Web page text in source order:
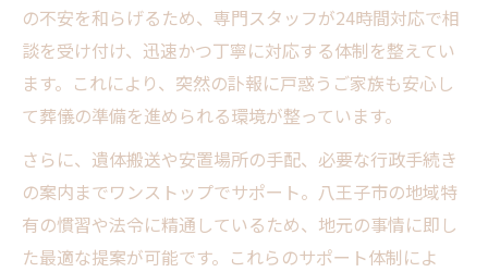
の不安を和らげるため、専門スタッフが24時間対応で相
談を受け付け、迅速かつ丁寧に対応する体制を整えてい
ます。これにより、突然の訃報に戸惑うご家族も安心し
て葬儀の準備を進められる環境が整っています。
さらに、遺体搬送や安置場所の手配、必要な行政手続き
の案内までワンストップでサポート。八王子市の地域特
有の慣習や法令に精通しているため、地元の事情に即し
た最適な提案が可能です。これらのサポート体制によ